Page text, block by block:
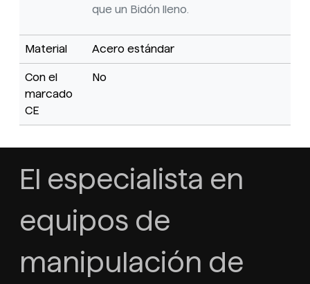
que un Bidón lleno.
Material Acero estándar
Con el
marcado
CE
No
El especialista en
equipos de
manipulación de